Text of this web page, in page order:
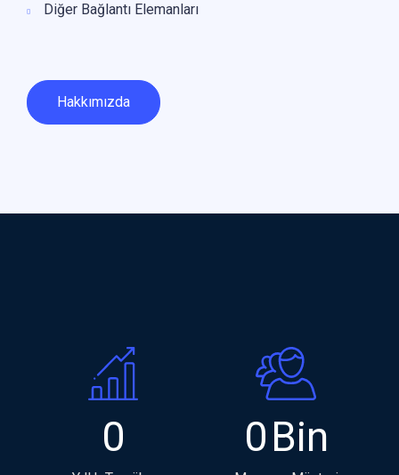
Diğer Bağlantı Elemanları
Hakkımızda
0 0Bin